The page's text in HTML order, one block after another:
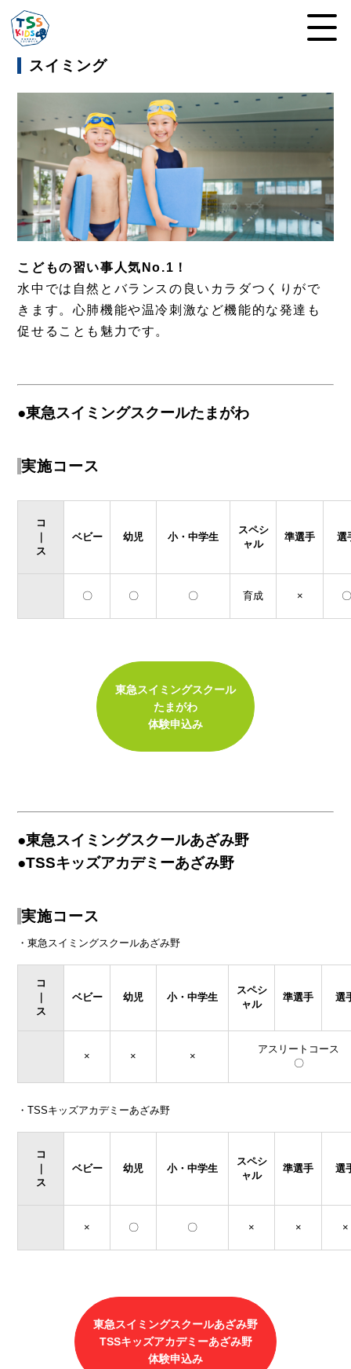
スイミング
こどもの習い事人気No.1！
水中では自然とバランスの良いカラダつくりがで
きます。心肺機能や温冷刺激など機能的な発達も
促せることも魅力です。
●東急スイミングスクールたまがわ
実施コース
コ
ス
ベビー 幼児 小・中学生
スペシ
ャル
準選手 選
〇 〇 〇 育成 ×
東急スイミングスクール
たまがわ
体験申込み
●東急スイミングスクールあざみ野
●TSSキッズアカデミーあざみ野
実施コース
・東急スイミングスクールあざみ野
コ
ス
ベビー 幼児 小・中学生
スペシ
ャル
準選手 選
× × ×
アスリートコース
〇
・TSSキッズアカデミーあざみ野
コ
ス
ベビー 幼児 小・中学生
スペシ
ャル
準選手 選
× 〇 〇 × × ×
東急スイミングスクールあざみ野
TSSキッズアカデミーあざみ野
体験申込み